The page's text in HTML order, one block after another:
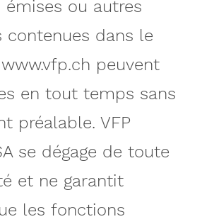
émises ou autres
dans le
peuvent
en tout temps sans
préalable. VFP
se dégage de toute
et ne garantit
les fonctions